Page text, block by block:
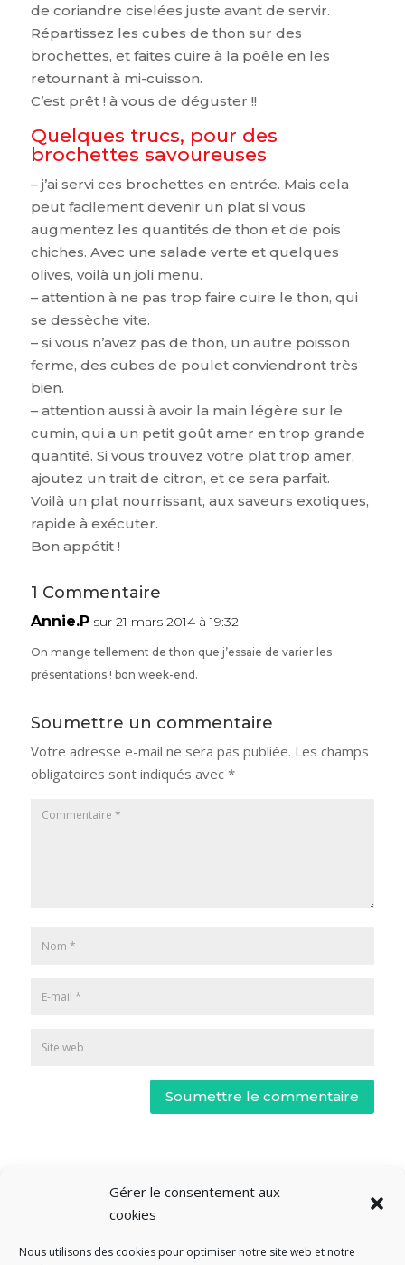
Gérer le consentement aux
cookies
Nous utilisons des cookies pour optimiser notre site web et notre
de coriandre ciselées juste avant de servir.
Répartissez les cubes de thon sur des
brochettes, et faites cuire à la poêle en les
retournant à mi-cuisson.
C’est prêt ! à vous de déguster !!
Quelques trucs, pour des
brochettes savoureuses
– j’ai servi ces brochettes en entrée. Mais cela
peut facilement devenir un plat si vous
augmentez les quantités de thon et de pois
chiches. Avec une salade verte et quelques
olives, voilà un joli menu.
– attention à ne pas trop faire cuire le thon, qui
se dessèche vite.
– si vous n’avez pas de thon, un autre poisson
ferme, des cubes de poulet conviendront très
bien.
– attention aussi à avoir la main légère sur le
cumin, qui a un petit goût amer en trop grande
quantité. Si vous trouvez votre plat trop amer,
ajoutez un trait de citron, et ce sera parfait.
Voilà un plat nourrissant, aux saveurs exotiques,
rapide à exécuter.
Bon appétit !
1 Commentaire
Annie.P sur 21 mars 2014 à 19:32
On mange tellement de thon que j’essaie de varier les
présentations ! bon week-end.
Soumettre un commentaire
Votre adresse e-mail ne sera pas publiée. Les champs
obligatoires sont indiqués avec *
Soumettre le commentaire